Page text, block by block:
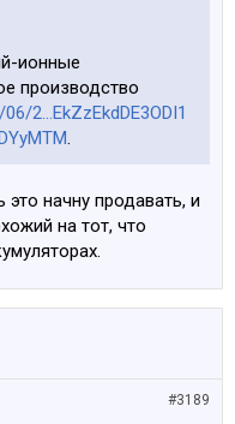
ионные
производство
2...EkZzEkdDE3ODI1
.
начну продавать, и
на тот, что
#3189